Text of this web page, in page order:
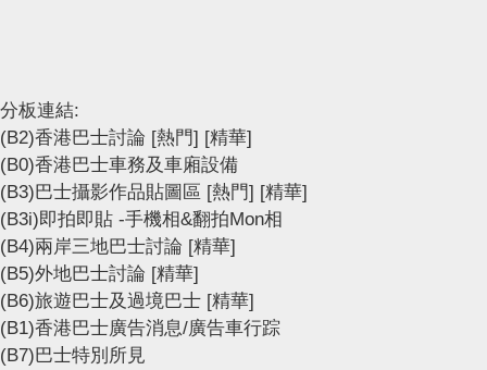
分板連結:
(B2)香港巴士討論 [熱門] [精華]
(B0)香港巴士車務及車廂設備
(B3)巴士攝影作品貼圖區 [熱門] [精華]
(B3i)即拍即貼 -手機相&翻拍Mon相
(B4)兩岸三地巴士討論 [精華]
(B5)外地巴士討論 [精華]
(B6)旅遊巴士及過境巴士 [精華]
(B1)香港巴士廣告消息/廣告車行踪
(B7)巴士特別所見